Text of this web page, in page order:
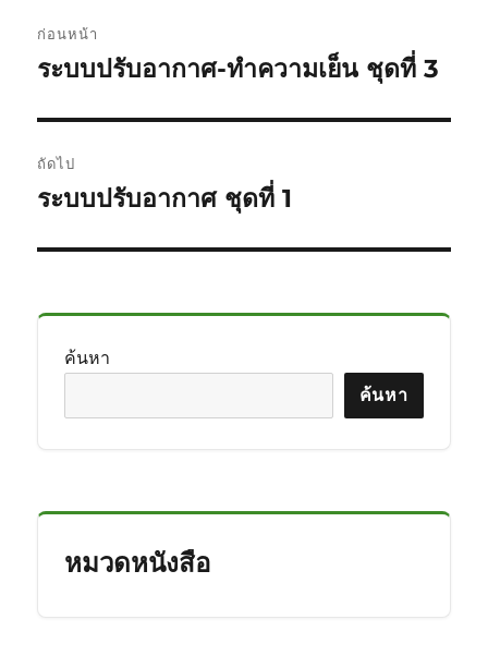
เรื่อง
ก่อนหน้า
เรื่อง
หน้า:
ระบบปรับอากาศ-ทำความเย็น ชุดที่ 3
ถัดไป
เรื่อง
ไป:
ระบบปรับอากาศ ชุดที่ 1
ค้นหา
ค้นหา
หมวดหนังสือ